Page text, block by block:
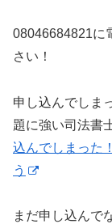
08046684821に
さい！
申し込んでしま
題に強い司法書
込んでしまった
う
まだ申し込んで